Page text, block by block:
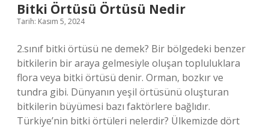
Bitki Örtüsü Örtüsü Nedir
Tarih: Kasım 5, 2024
2.sınıf bitki örtüsü ne demek? Bir bölgedeki benzer
bitkilerin bir araya gelmesiyle oluşan topluluklara
flora veya bitki örtüsü denir. Orman, bozkır ve
tundra gibi. Dünyanın yeşil örtüsünü oluşturan
bitkilerin büyümesi bazı faktörlere bağlıdır.
Türkiye’nin bitki örtüleri nelerdir? Ülkemizde dört